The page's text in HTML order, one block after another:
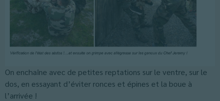
On enchaîne avec de petites reptations sur le ventre, sur le
dos, en essayant d’éviter ronces et épines et la boue à
l’arrivée !